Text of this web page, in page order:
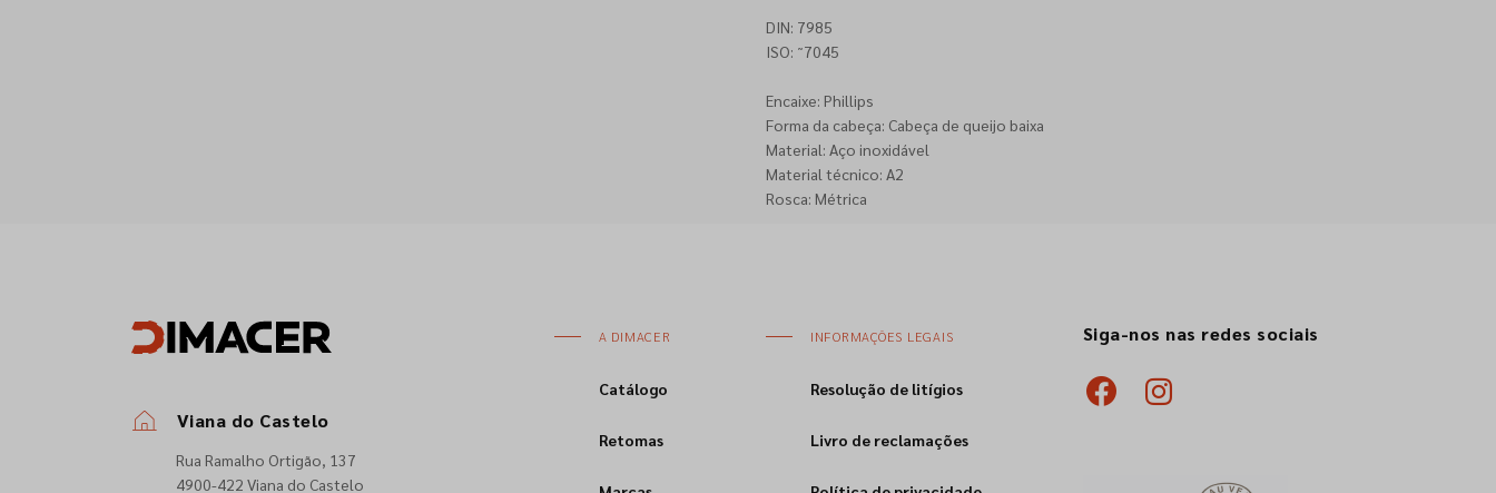
DIN: 7985
ISO: ˜7045
Encaixe: Phillips
Forma da cabeça: Cabeça de queijo baixa
Material: Aço inoxidável
Material técnico: A2
Rosca: Métrica
Viana do Castelo
Rua Ramalho Ortigão, 137
4900-422 Viana do Castelo
A DIMACER
Catálogo
Retomas
INFORMAÇÕES LEGAIS
Resolução de litígios
Livro de reclamações
Siga-nos nas redes sociais